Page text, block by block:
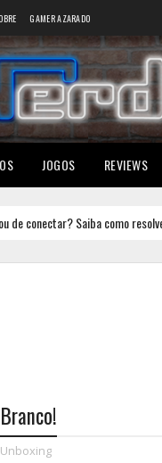
GAMER AZARADO
JOGOS REVIEWS
Saiba como resolver!
Unboxing